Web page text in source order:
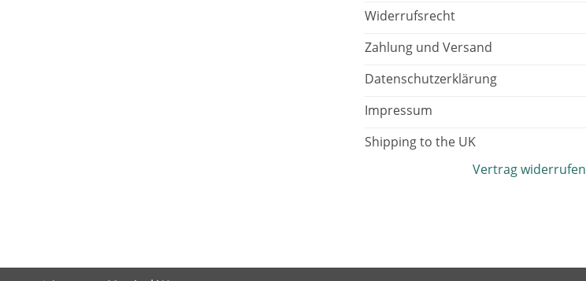
Widerrufsrecht
Zahlung und Versand
Datenschutzerklärung
Impressum
Shipping to the UK
Vertrag widerrufen